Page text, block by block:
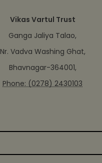
Vikas Vartul Trust
Ganga Jaliya Talao,
Nr. Vadva Washing Ghat,
Bhavnagar-364001,
Phone: (0278) 2430103